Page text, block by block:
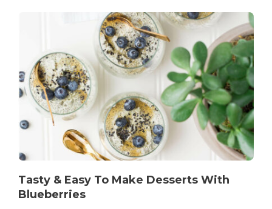
Tasty & Easy To Make Desserts With
Blueberries